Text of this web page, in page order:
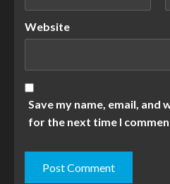
Website
Save my name, email,
for the next time I